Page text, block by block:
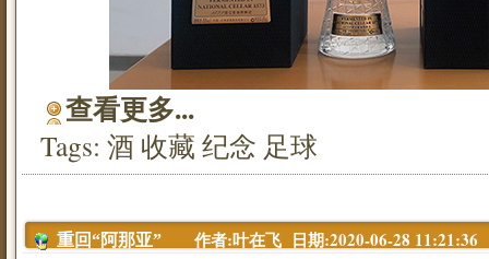
查看更多...
Tags: 酒 收藏 纪念 足球
重回“阿那亚” 作者:叶在飞 日期:2020-06-28 11:21:36